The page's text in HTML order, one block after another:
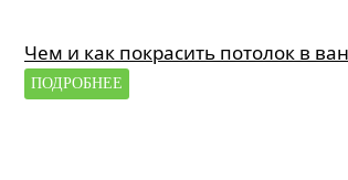
Чем и как покрасить потолок в
ПОДРОБНЕЕ